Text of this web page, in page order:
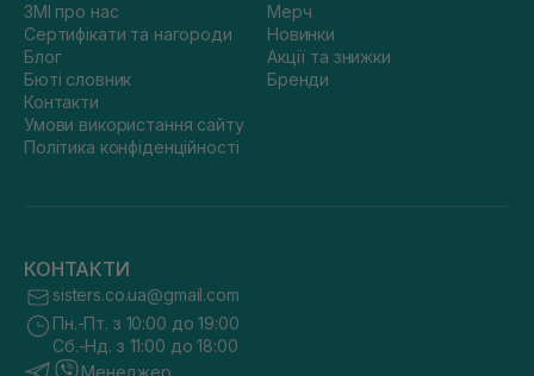
ЗМІ про нас
Сертифікати та нагороди
Блог
Бюті словник
Контакти
Умови використання сайту
Політика конфіденційності
Мерч
Новинки
Акції та знижки
Бренди
КОНТАКТИ
sisters.co.ua@gmail.com
Пн.-Пт. з 10:00 до 19:00
Сб.-Нд. з 11:00 до 18:00
Менеджер